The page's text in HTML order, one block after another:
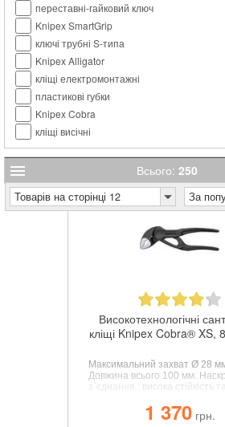
переставні-гайковий ключ
Knipex SmartGrip
ключі трубні S-типа
Knipex Alligator
кліщі електромонтажні
пластикові губки
Knipex Cobra
кліщі висічні
Всього: 250
Товарів на сторінці 12 За
Високотехнологічні
кліщі Knipex Cobra® XS,
Максимальний захват Ø 28
Довжина всього 100 мм.
з`єднання : висока стійкість та
спеціально загартованими
твердість зубів 60 HRC.
1 370 грн.